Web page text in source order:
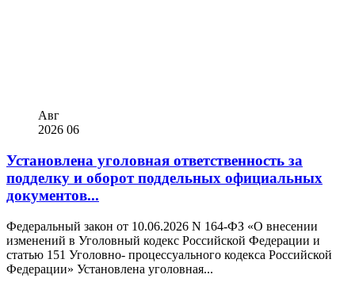
Авг
2026 06
Установлена уголовная ответственность за
подделку и оборот поддельных официальных
документов...
Федеральный закон от 10.06.2026 N 164-ФЗ «О внесении
изменений в Уголовный кодекс Российской Федерации и
статью 151 Уголовно- процессуального кодекса Российской
Федерации» Установлена уголовная...